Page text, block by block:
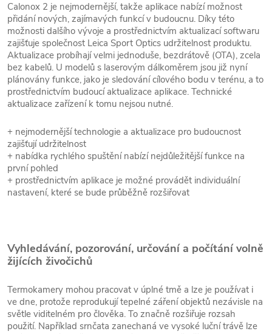
Calonox 2 je nejmodernější, takže aplikace nabízí možnost
přidání nových, zajímavých funkcí v budoucnu. Díky této
možnosti dalšího vývoje a prostřednictvím aktualizací softwaru
zajišťuje společnost Leica Sport Optics udržitelnost produktu.
Aktualizace probíhají velmi jednoduše, bezdrátově (OTA), zcela
bez kabelů. U modelů s laserovým dálkoměrem jsou již nyní
plánovány funkce, jako je sledování cílového bodu v terénu, a to
prostřednictvím budoucí aktualizace aplikace. Technické
aktualizace zařízení k tomu nejsou nutné.
+ nejmodernější technologie a aktualizace pro budoucnost
zajišťují udržitelnost
+ nabídka rychlého spuštění nabízí nejdůležitější funkce na
první pohled
+ prostřednictvím aplikace je možné provádět individuální
nastavení, které se bude průběžně rozšiřovat
Vyhledávání, pozorování, určování a počítání volně
žijících živočichů
Termokamery mohou pracovat v úplné tmě a lze je používat i
ve dne, protože reprodukují tepelné záření objektů nezávisle na
světle viditelném pro člověka. To značně rozšiřuje rozsah
použití. Například srnčata zanechaná ve vysoké luční trávě lze